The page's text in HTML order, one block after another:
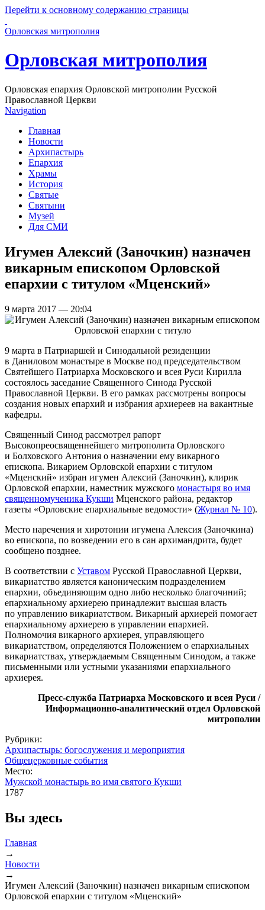
Перейти к основному содержанию страницы
Орловская митрополия
Орловская митрополия
Орловская епархия Орловской митрополии Русской
Православной Церкви
Navigation
Главная
Новости
Архипастырь
Епархия
Храмы
История
Святые
Святыни
Музей
Для СМИ
Игумен Алексий (Заночкин) назначен
викарным епископом Орловской
епархии с титулом «Мценский»
9 марта 2017 — 20:04
9 марта в Патриаршей и Синодальной резиденции
в Даниловом монастыре в Москве под председательством
Святейшего Патриарха Московского и всея Руси Кирилла
состоялось заседание Священного Синода Русской
Православной Церкви. В его рамках рассмотрены вопросы
создания новых епархий и избрания архиереев на вакантные
кафедры.
Священный Синод рассмотрел рапорт
Высокопреосвященнейшего митрополита Орловского
и Болховского Антония о назначении ему викарного
епископа. Викарием Орловской епархии с титулом
«Мценский» избран игумен Алексий (Заночкин), клирик
Орловской епархии, наместник мужского монастыря во имя
священномученика Кукши Мценского района, редактор
газеты «Орловские епархиальные ведомости» (Журнал № 10).
Место наречения и хиротонии игумена Алексия (Заночкина)
во епископа, по возведении его в сан архимандрита, будет
сообщено позднее.
В соответствии с Уставом Русской Православной Церкви,
викариатство является каноническим подразделением
епархии, объединяющим одно либо несколько благочиний;
епархиальному архиерею принадлежит высшая власть
по управлению викариатством. Викарный архиерей помогает
епархиальному архиерею в управлении епархией.
Полномочия викарного архиерея, управляющего
викариатством, определяются Положением о епархиальных
викариатствах, утверждаемым Священным Синодом, а также
письменными или устными указаниями епархиального
архиерея.
Пресс-служба Патриарха Московского и всея Руси /
Информационно-аналитический отдел Орловской
митрополии
Рубрики:
Архипастырь: богослужения и мероприятия
Общецерковные события
Место:
Мужской монастырь во имя святого Кукши
1787
Вы здесь
Главная
→
Новости
→
Игумен Алексий (Заночкин) назначен викарным епископом
Орловской епархии с титулом «Мценский»